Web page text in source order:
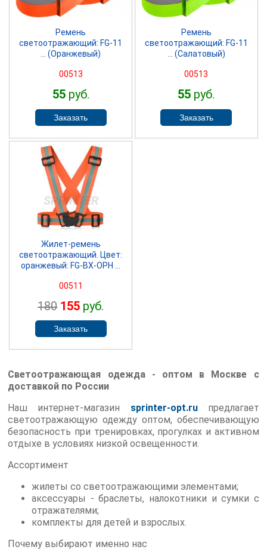
Ремень
светоотражающий: FG-11
... (Оранжевый)
00513
55руб.
Ремень
светоотражающий: FG-11
... (Салатовый)
00513
55 руб.
SPRINTER
Жилет-ремень
светоотражающий. Цвет:
оранжевый: FG-BX-ОРН ...
00511
180 155 руб.
Светоотражающая одежда - оптом в Москве с
доставкой по России
Наш интернет-магазин sprinter-opt.ruпредлагает
светоотражающую одежду оптом, обеспечивающую
безопасность при тренировках, прогулках и активном
отдыхе в условиях низкой освещенности.
Ассортимент
жилеты со светоотражающими элементами;
аксессуары - браслеты, налокотники и сумки с
отражателями;
комплекты для детей и взрослых.
Почему выбирают именно нас